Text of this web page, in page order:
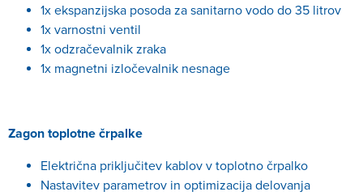
1x ekspanzijska posoda za sanitarno vodo do 35 litrov
1x varnostni ventil
1x odzračevalnik zraka
1x magnetni izločevalnik nesnage
Zagon toplotne črpalke
Električna priključitev kablov v toplotno črpalko
Nastavitev parametrov in optimizacija delovanja